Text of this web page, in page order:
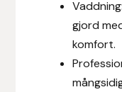
gjord
komfort.